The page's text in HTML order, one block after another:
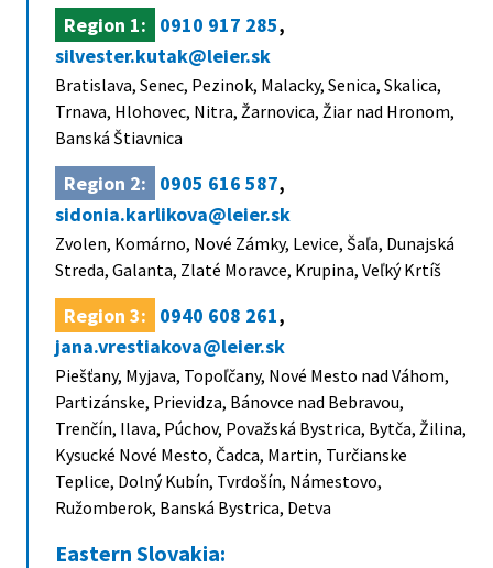
Region 1: 0910 917 285,
silvester.kutak@leier.sk
Bratislava, Senec, Pezinok, Malacky, Senica, Skalica,
Trnava, Hlohovec, Nitra, Žarnovica, Žiar nad Hronom,
Banská Štiavnica
Region 2: 0905 616 587,
sidonia.karlikova@leier.sk
Zvolen, Komárno, Nové Zámky, Levice, Šaľa, Dunajská
Streda, Galanta, Zlaté Moravce, Krupina, Veľký Krtíš
Region 3: 0940 608 261,
jana.vrestiakova@leier.sk
Piešťany, Myjava, Topoľčany, Nové Mesto nad Váhom,
Partizánske, Prievidza, Bánovce nad Bebravou,
Trenčín, Ilava, Púchov, Považská Bystrica, Bytča, Žilina,
Kysucké Nové Mesto, Čadca, Martin, Turčianske
Teplice, Dolný Kubín, Tvrdošín, Námestovo,
Ružomberok, Banská Bystrica, Detva
Eastern Slovakia: